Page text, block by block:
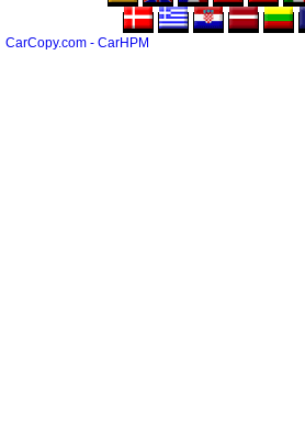
CarCopy.com - CarHPM